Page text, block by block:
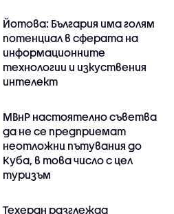
Йотова: България има голям
потенциал в сферата на
информационните
технологии и изкуствения
интелект
МВнР настоятелно съветва
да не се предприемат
неотложни пътувания до
Куба, в това число с цел
туризъм
Техеран разглежда